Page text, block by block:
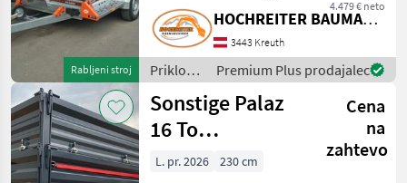
Rabljeni stroj
4.479 € neto
Baujahr 2025, mit einer
Breite von 159 cm, ist ein
herausragendes Beispiel für
einen spezialisierten
Baumaschinentransporter,
der sich idea
HOCHREITER BAUMASCHINEN e.U.
3443 Kreuth
Priklopniki
/
Sonstige
Premium Plus prodajalec
Sonstige Palaz
16 To
Tandemkipper
Cena
na
zahtevo
L. pr. 2026
230 cm